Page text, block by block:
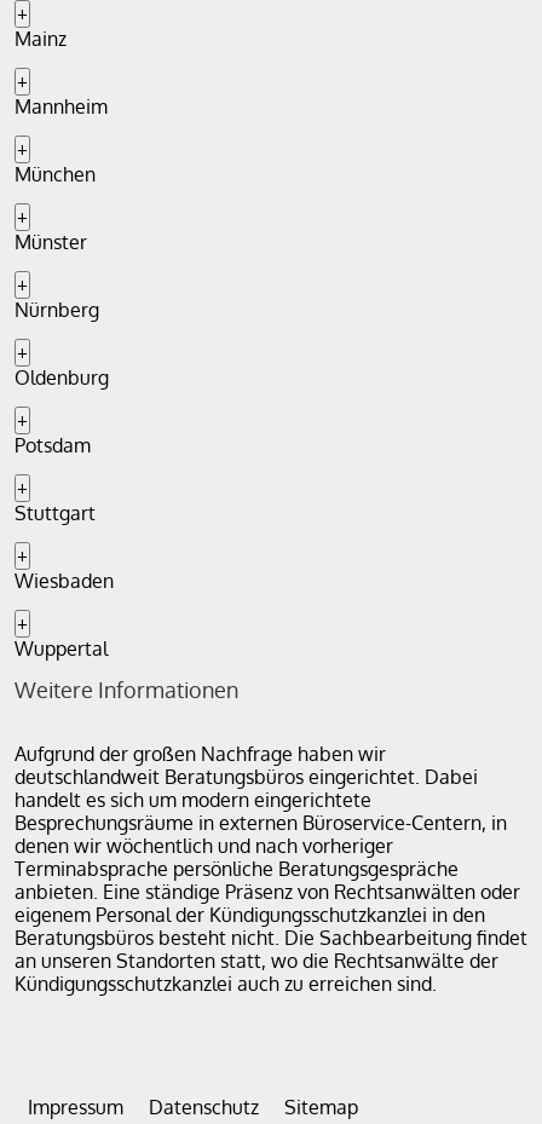
+
Mainz
+
Mannheim
+
München
+
Münster
+
Nürnberg
+
Oldenburg
+
Potsdam
+
Stuttgart
+
Wiesbaden
+
Wuppertal
Weitere Informationen
Aufgrund der großen Nachfrage haben wir
deutschlandweit Beratungsbüros eingerichtet. Dabei
handelt es sich um modern eingerichtete
Besprechungsräume in externen Büroservice-Centern, in
denen wir wöchentlich und nach vorheriger
Terminabsprache persönliche Beratungsgespräche
anbieten. Eine ständige Präsenz von Rechtsanwälten oder
eigenem Personal der Kündigungsschutzkanzlei in den
Beratungsbüros besteht nicht. Die Sachbearbeitung findet
an unseren Standorten statt, wo die Rechtsanwälte der
Kündigungsschutzkanzlei auch zu erreichen sind.
Impressum Datenschutz Sitemap